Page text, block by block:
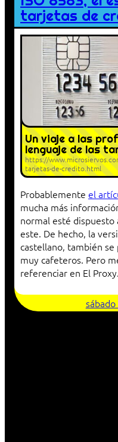
tarjetas de
Un viaje a las
lenguaje de las
https://
tarjetas-de-credito.html
Probablemente el
mucha más
normal esté
este. De hecho, la
castellano, también
muy cafeteros. Pero
referenciar en El Proxy.